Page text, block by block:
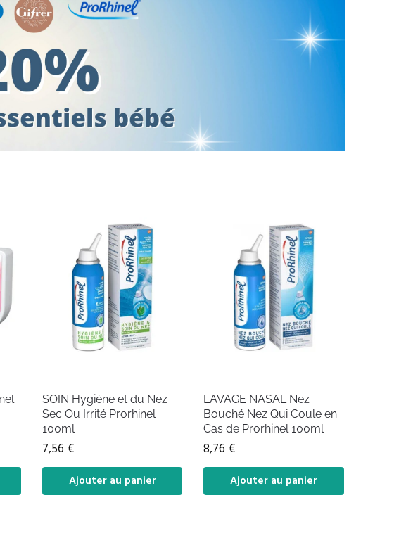
SOIN Hygiène et du Nez
Sec Ou Irrité Prorhinel
100ml
7,56 €
Ajouter au panier
LAVAGE NASAL Nez
Bouché Nez Qui Coule en
Cas de Prorhinel 100ml
8,76 €
Ajouter au panier